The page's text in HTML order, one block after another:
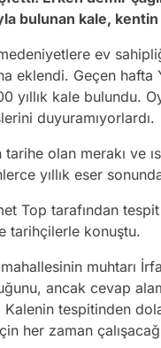
bulunan kale,
ev
eklendi. Geçen hafta
yıllık kale bulundu.
duyuramıyorlardı.
tarihe olan merakı ve
yıllık eser
Top tarafından
tarihçilerle konuştu.
muhtarı
ancak cevap
Kalenin tespitinden
her zaman